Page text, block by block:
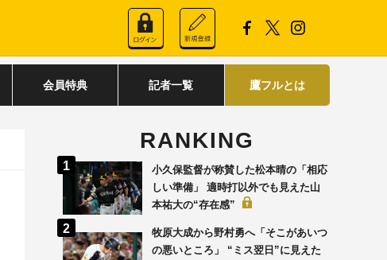
会員特典 記者一覧 鷹フルとは
RANKING
小久保監督が称賛した松本晴の「相応
しい準備」 適時打以外でも見えた山
本祐大の“存在感”
牧原大成から野村勇へ「そこがあいつ
の悪いところ」 “ミス翌日”に見えた